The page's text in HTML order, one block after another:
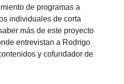
de programas a
individuales de corta
más de este proyecto
entrevistan a Rodrigo
y cofundador de